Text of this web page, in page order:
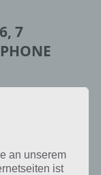
7
Level 1 bis 4
soll es
an unserem
ist